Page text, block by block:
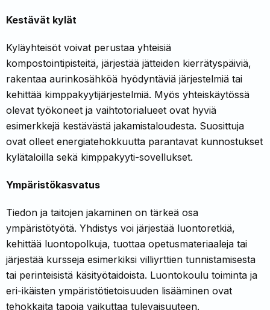
Kestävät kylät
Kyläyhteisöt voivat perustaa yhteisiä
kompostointipisteitä, järjestää jätteiden kierrätyspäiviä,
rakentaa aurinkosähköä hyödyntäviä järjestelmiä tai
kehittää kimp­pakyytijärjestelmiä. Myös yhteiskäytössä
olevat työkoneet ja vaihtotorialueet ovat hyviä
esimerkkejä kestävästä jakamistaloudesta. Suosittuja
ovat olleet energiatehok­kuutta parantavat kunnostukset
kylätaloilla sekä kimppakyyti-sovellukset.
Ympäristökasvatus
Tiedon ja taitojen jakaminen on tärkeä osa
ympäristötyötä. Yhdistys voi järjestää luon­toretkiä,
kehittää luontopolkuja, tuottaa opetusmateriaaleja tai
järjestää kursseja esimerkiksi villiyrttien tunnistamisesta
tai perinteisistä käsityötaidoista. Luontokoulu­ toiminta ja
eri-ikäisten ympäristötietoisuu­den lisääminen ovat
tehokkaita tapoja vai­kuttaa tulevaisuuteen.